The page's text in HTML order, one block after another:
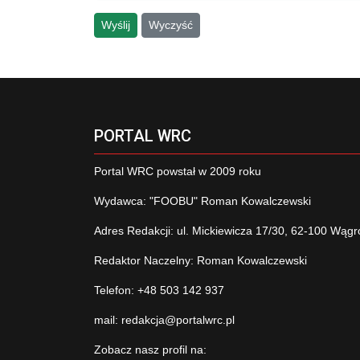
Wyślij Wyczyść
PORTAL WRC
Portal WRC powstał w 2009 roku
Wydawca: "FOOBU" Roman Kowalczewski
Adres Redakcji: ul. Mickiewicza 17/30, 62-100
Redaktor Naczelny: Roman Kowalczewski
Telefon: +48 503 142 937
mail: redakcja@portalwrc.pl
Zobacz nasz profil na: